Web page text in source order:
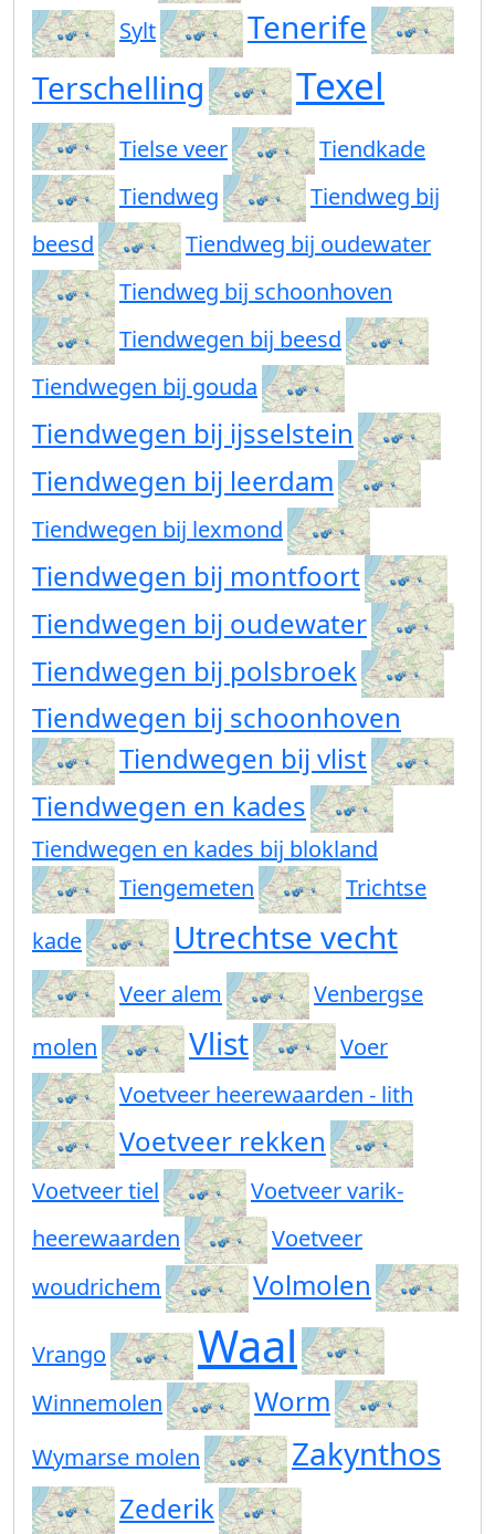
Sylt
Tenerife
Terschelling
Texel
Tielse veer
Tiendkade
Tiendweg
Tiendweg bij
beesd
Tiendweg bij oudewater
Tiendweg bij schoonhoven
Tiendwegen bij beesd
Tiendwegen bij gouda
Tiendwegen bij ijsselstein
Tiendwegen bij leerdam
Tiendwegen bij lexmond
Tiendwegen bij montfoort
Tiendwegen bij oudewater
Tiendwegen bij polsbroek
Tiendwegen bij schoonhoven
Tiendwegen bij vlist
Tiendwegen en kades
Tiendwegen en kades bij blokland
Tiengemeten
Trichtse
kade
Utrechtse vecht
Veer alem
Venbergse
molen
Vlist
Voer
Voetveer heerewaarden - lith
Voetveer rekken
Voetveer tiel
Voetveer varik-
heerewaarden
Voetveer
woudrichem
Volmolen
Vrango Waal
Winnemolen Worm
Wymarse molen Zakynthos
Zederik